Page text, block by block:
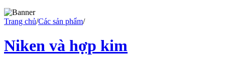
Trang chủ/Các sản phẩm/
Niken và hợp kim